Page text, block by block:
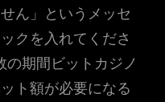
ん」というメッセ
クを入れてくださ
の期間ビットカジノ
ト額が必要になる